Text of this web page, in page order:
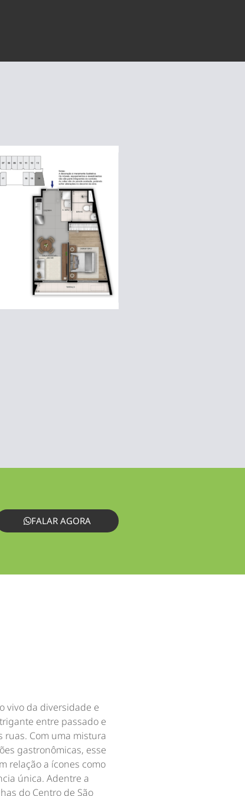
FALAR AGORA
vivo da diversidade e
entre passado e
Com uma mistura
gastronômicas, esse
relação a ícones como
única. Adentre a
do Centro de São